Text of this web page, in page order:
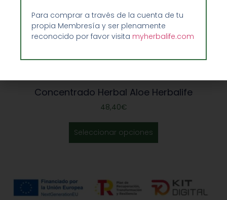
Concentrado Herbal Aloe Herbalife
48,40€
Seleccionar opciones
Para comprar a través de la cuenta de tu
propia Membresía y ser plenamente
reconocido por favor visita myherbalife.com